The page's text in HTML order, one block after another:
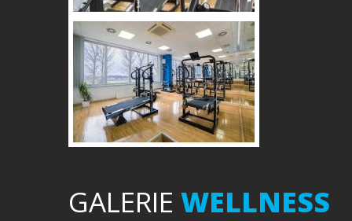
GALERIE WELLNESS